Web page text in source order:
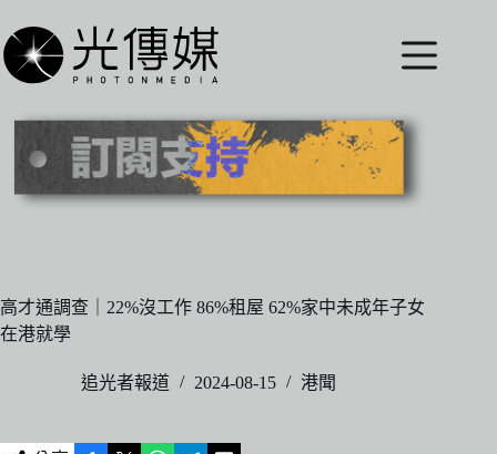
至
主
內
高才通調查｜22%沒工作 86%租屋 62%家中未成年子女
在港就學
追光者報道 2024-08-15 港聞